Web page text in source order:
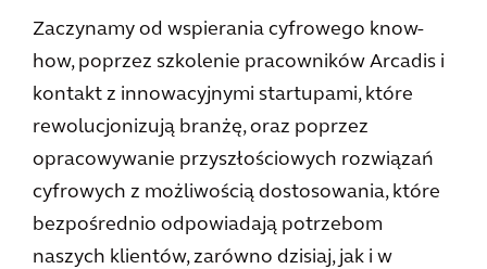
Zaczynamy od wspierania cyfrowego know-
how, poprzez szkolenie pracowników Arcadis i
kontakt z innowacyjnymi startupami, które
rewolucjonizują branżę, oraz poprzez
opracowywanie przyszłościowych rozwiązań
cyfrowych z możliwością dostosowania, które
bezpośrednio odpowiadają potrzebom
naszych klientów, zarówno dzisiaj, jak i w